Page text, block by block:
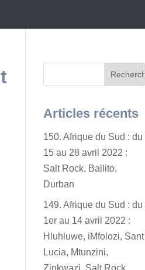
Articles récents
150. Afrique du Sud : du
15 au 28 avril 2022 :
Salt Rock, Ballito,
Durban
149. Afrique du Sud : du
1er au 14 avril 2022 :
Hluhluwe, iMfolozi, Sant
Lucia, Mtunzini,
Zinkwazi, Salt Rock